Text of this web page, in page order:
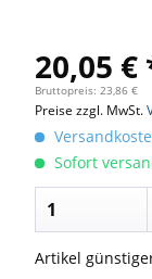
20,05 €
Bruttopreis: 23,86 €
Preise zzgl. MwSt.
Sofort
Artikel